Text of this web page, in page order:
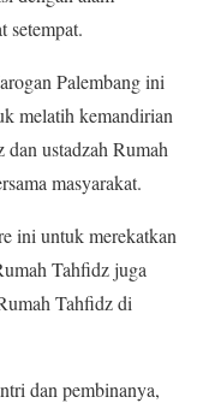
setempat.
Palembang ini
melatih kemandirian
dan ustadzah Rumah
masyarakat.
ini untuk merekatkan
Tahfidz juga
Tahfidz di
dan pembinanya,